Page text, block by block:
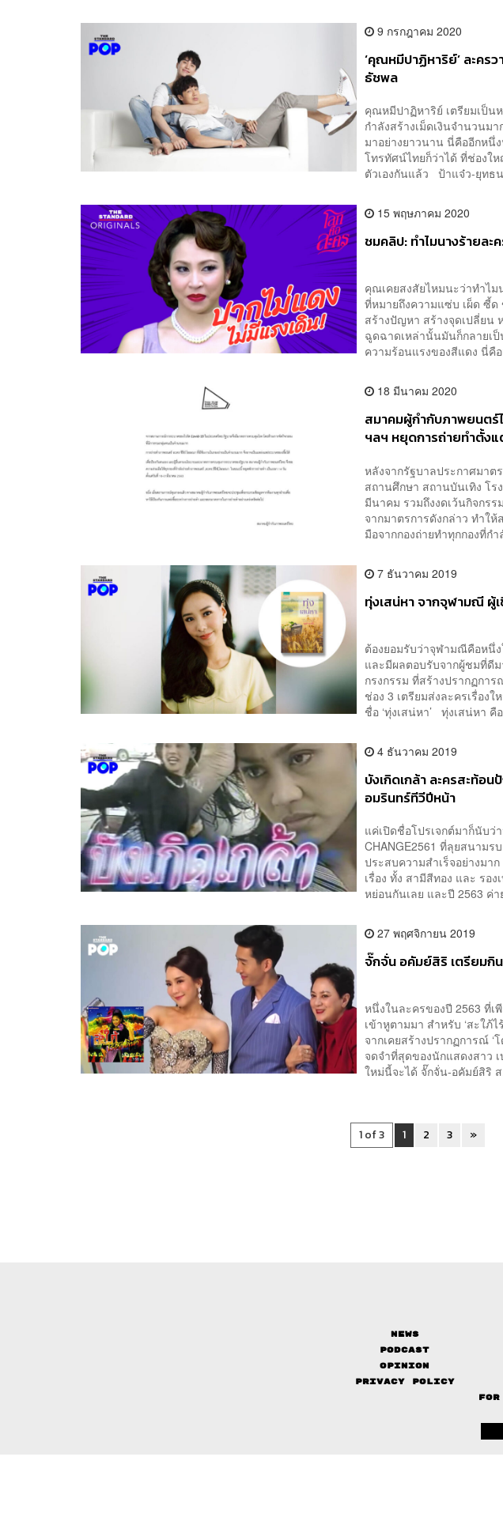
9 กรกฎาคม 2020
‘คุณหมีปาฏิหาริย์’ ละคร
ธัชพล
คุณหมีปาฏิหาริย์ เตรียมเป็น
กำลังสร้างเม็ดเงินจำนวนม
มาอย่างยาวนาน นี่คืออีกหนึ่
โทรทัศน์ไทยก็ว่าได้ ที่ช่องใ
ตัวเองกันแล้ว ป้าแจ๋ว-ยุทธ
15 พฤษภาคม 2020
ชมคลิป: ทำไมนางร้ายละ
คุณเคยสงสัยไหมนะว่าทำไม
ที่หมายถึงความแซ่บ เผ็ด ซี้ด
สร้างปัญหา สร้างจุดเปลี่ยน
ฉูดฉาดเหล่านั้นมันก็กลายเ
ความร้อนแรงของสีแดง นี่คื
18 มีนาคม 2020
สมาคมผู้กำกับภาพยนตร์
ฯลฯ หยุดการถ่ายทำตั้งแ
หลังจากรัฐบาลประกาศมาต
สถานศึกษา สถานบันเทิง โ
มีนาคม รวมถึงงดเว้นกิจกร
จากมาตรการดังกล่าว ทำใ
มือจากกองถ่ายทำทุกกองที่
7 ธันวาคม 2019
ทุ่งเสน่หา จากจุฬามณี ผู้
ต้องยอมรับว่าจุฬามณีคือหนึ่
และมีผลตอบรับจากผู้ชมที่ดี
กรงกรรม ที่สร้างปรากฏกา
ช่อง 3 เตรียมส่งละครเรื่อง
ชื่อ ‘ทุ่งเสน่หา’ ทุ่งเสน่หา คื
4 ธันวาคม 2019
บังเกิดเกล้า ละครสะท้อ
อมรินทร์ทีวีปีหน้า
แค่เปิดชื่อโปรเจกต์มาก็นับ
CHANGE2561 ที่ลุยสนามร
ประสบความสำเร็จอย่างมา
เรื่อง ทั้ง สามีสีทอง และ รอ
หย่อนกันเลย และปี 2563 ค่า
27 พฤศจิกายน 2019
จั๊กจั่น อคัมย์สิริ เตรียมกิน
หนึ่งในละครของปี 2563 ที่เ
เข้าหูตามมา สำหรับ ‘สะใภ้
จากเคยสร้างปรากฏการณ์ ‘
จดจำที่สุดของนักแสดงสาว
ใหม่นี้จะได้ จั๊กจั่น-อคัมย์สิริ
1 of 3 1 2 3 »
News
Podcast
Opinion
Privacy Policy